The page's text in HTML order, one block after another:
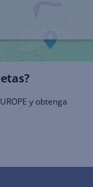
y obtenga